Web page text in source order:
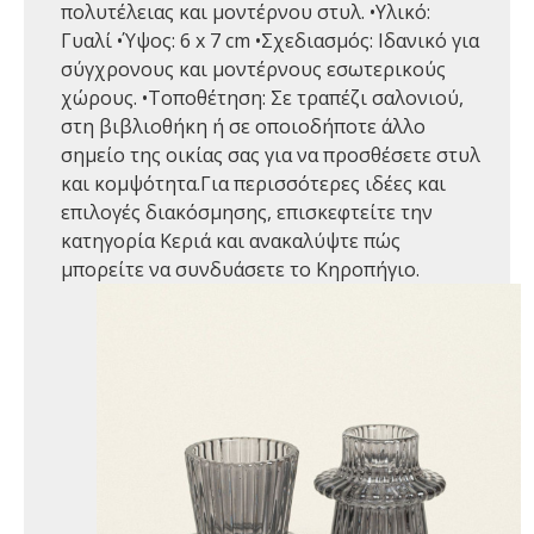
πολυτέλειας και μοντέρνου στυλ. •Υλικό:
Γυαλί •Ύψος: 6 x 7 cm •Σχεδιασμός: Ιδανικό για
σύγχρονους και μοντέρνους εσωτερικούς
χώρους. •Τοποθέτηση: Σε τραπέζι σαλονιού,
στη βιβλιοθήκη ή σε οποιοδήποτε άλλο
σημείο της οικίας σας για να προσθέσετε στυλ
και κομψότητα.Για περισσότερες ιδέες και
επιλογές διακόσμησης, επισκεφτείτε την
κατηγορία Κεριά και ανακαλύψτε πώς
μπορείτε να συνδυάσετε το Κηροπήγιο.